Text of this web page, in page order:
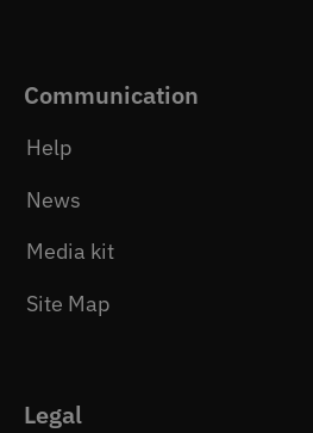
Communication
Help
News
Media kit
Site Map
Legal